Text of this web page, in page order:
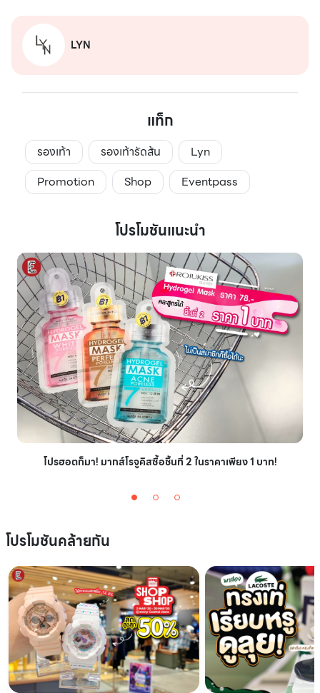
LYN
แท็ก
รองเท้า รองเท้ารัดส้น
Lyn
Promotion
Shop Eventpass
โปรโมชันแนะนำ
โปรฮอตก็มา! มากส์โรจูคิสซื้อชิ้นที่ 2 ในราคาเพียง 1 บาท!
โปรโมชันคล้ายกัน